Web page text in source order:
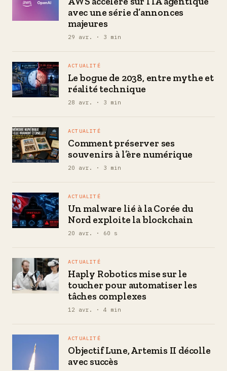
avec une série d’annonces
majeures
29 avr. · 3 min
ACTUALITÉ
Le bogue de 2038, entre mythe et
réalité technique
28 avr. · 3 min
ACTUALITÉ
Comment préserver ses
souvenirs à l’ère numérique
20 avr. · 3 min
ACTUALITÉ
Un malware lié à la Corée du
Nord exploite la blockchain
20 avr. · 60 s
ACTUALITÉ
Haply Robotics mise sur le
toucher pour automatiser les
tâches complexes
12 avr. · 4 min
ACTUALITÉ
Objectif Lune, Artemis II décolle
avec succès